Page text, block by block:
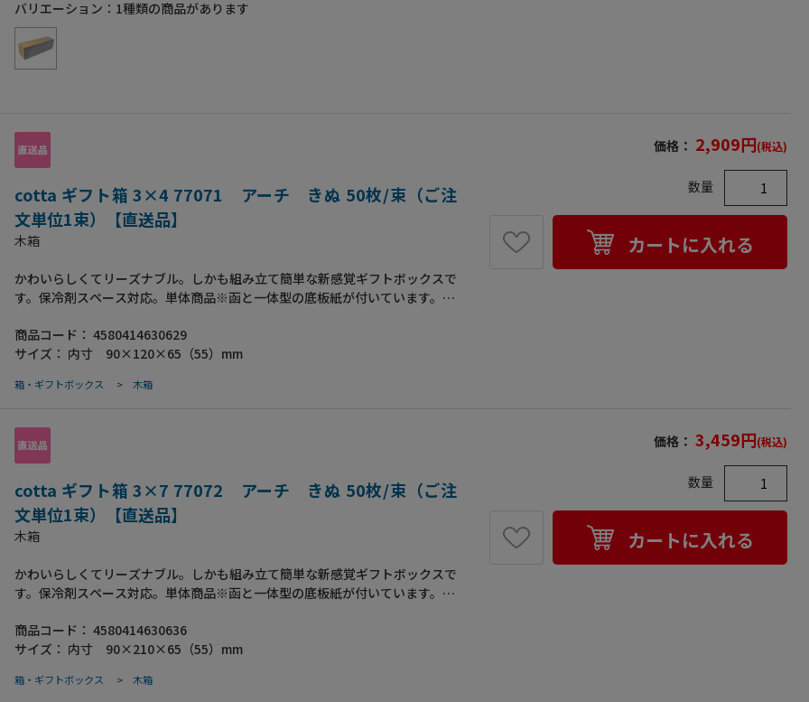
バリエーション： 1種類の商品があります
cotta ギフト箱 3×4 77071 アーチ きぬ 50枚/束（ご注
文単位1束）【直送品】
木箱
かわいらしくてリーズナブル。しかも組み立て簡単な新感覚ギフトボックスで
す。保冷剤スペース対応。単体商品※函と一体型の底板紙が付いています。お
体型で組立てが簡単（ワンタッチ式）です ●便利な保冷剤スペース付です。
フタは平型としても使用できます。サイド面の折れ線を折るとフタが平らにな
商品コード： 4580414630629
サイズ： 内寸 90×120×65（55）mm
箱・ギフトボックス > 木箱
価格： 2,909円(税込)
数量
カートに入れる
cotta ギフト箱 3×7 77072 アーチ きぬ 50枚/束（ご注
文単位1束）【直送品】
木箱
かわいらしくてリーズナブル。しかも組み立て簡単な新感覚ギフトボックスで
す。保冷剤スペース対応。単体商品※函と一体型の底板紙が付いています。お
体型で組立てが簡単（ワンタッチ式）です ●便利な保冷剤スペース付です。
フタは平型としても使用できます。サイド面の折れ線を折るとフタが平らにな
商品コード： 4580414630636
サイズ： 内寸 90×210×65（55）mm
箱・ギフトボックス > 木箱
価格： 3,459円(税込)
数量
カートに入れる